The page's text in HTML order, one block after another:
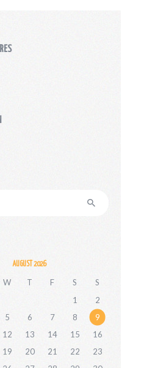
AUGUST 2026
W T F S
S
1
2
5 6 7 8
9
12 13 14 15
16
19 20 21 22
23